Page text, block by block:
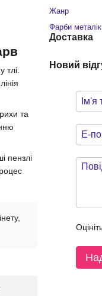
тлі.
та
пензлі
Жанр
Фарби металік
Доставка
Новий